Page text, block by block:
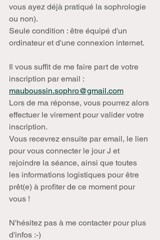
vous ayez déjà pratiqué la sophrologie
ou non).
Seule condition : être équipé d'un
ordinateur et d'une connexion internet.
Il vous suffit de me faire part de votre
inscription par email :
mauboussin.sophro@gmail.com
Lors de ma réponse, vous pourrez alors
effectuer le virement pour valider votre
inscription.
Vous recevrez ensuite par email, le lien
pour vous connecter le jour J et
rejoindre la séance, ainsi que toutes
les informations logistiques pour être
prêt(e) à profiter de ce moment pour
vous !
N'hésitez pas à me contacter pour plus
d'infos :-)